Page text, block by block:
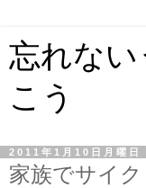
忘れない
こう
2011年1月10日月曜日
家族でサイ